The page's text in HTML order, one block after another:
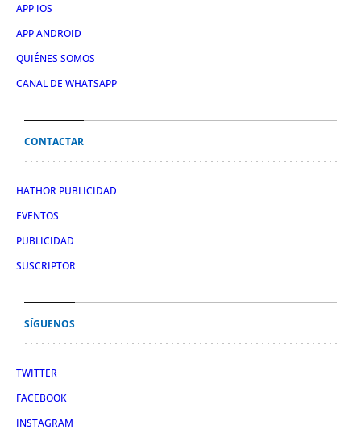
APP IOS
APP ANDROID
QUIÉNES SOMOS
CANAL DE WHATSAPP
CONTACTAR
HATHOR PUBLICIDAD
EVENTOS
PUBLICIDAD
SUSCRIPTOR
SÍGUENOS
TWITTER
FACEBOOK
INSTAGRAM